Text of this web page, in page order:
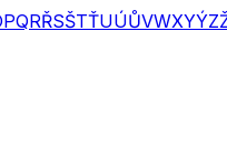
PQRŘSŠTŤUÚŮVWXYÝZ